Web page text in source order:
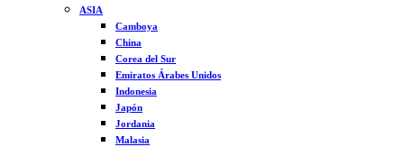
ASIA
Camboya
China
Corea del Sur
Emiratos Árabes Unidos
Indonesia
Japón
Jordania
Malasia